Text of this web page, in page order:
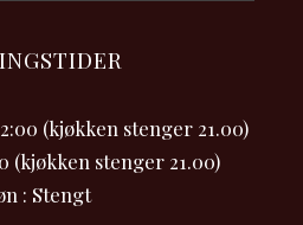
(kjøkken stenger 21.00)
(kjøkken stenger 21.00)
: Stengt